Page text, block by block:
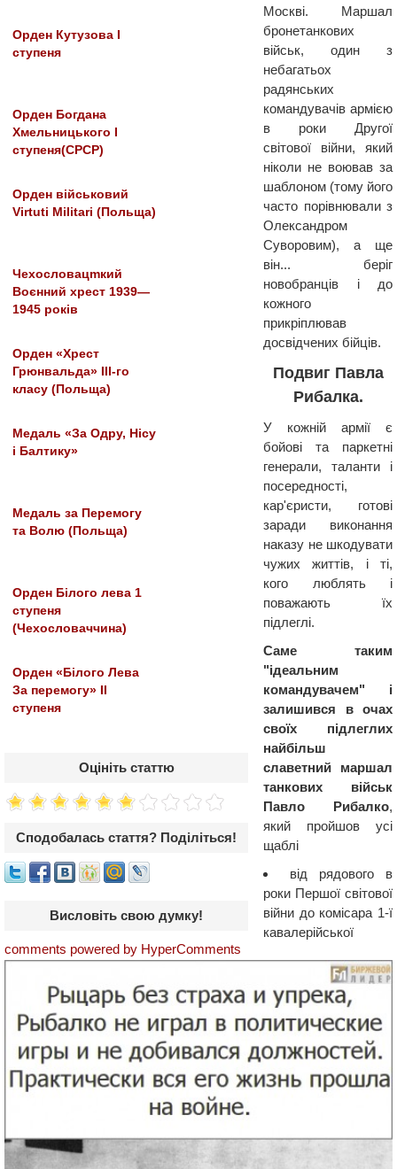
Орден Кутузова I
ступеня
Орден Богдана
Хмельницького І
ступеня(СРСР)
Орден військовий
Virtuti Militari (Польща)
Чехословацmкий
Воєнний хрест 1939—
1945 років
Орден «Хрест
Грюнвальда» III-го
класу (Польща)
Медаль «За Одру, Нісу
і Балтику»
Медаль за Перемогу
та Волю (Польща)
Орден Білого лева 1
ступеня
(Чехословаччина)
Орден «Білого Лева
За перемогу» ІІ
ступеня
Оцініть статтю
Сподобалась стаття? Поділіться!
Висловіть свою думку!
comments powered by HyperComments
Москві. Маршал
бронетанкових
військ, один з
небагатьох
радянських
командувачів армією
в роки Другої
світової війни, який
ніколи не воював за
шаблоном (тому його
часто порівнювали з
Олександром
Суворовим), а ще
він... беріг
новобранців і до
кожного
прикріплював
досвідчених бійців.
Подвиг Павла
Рибалка.
У кожній армії є
бойові та паркетні
генерали, таланти і
посередності,
кар'єристи, готові
заради виконання
наказу не шкодувати
чужих життів, і ті,
кого люблять і
поважають їх
підлеглі.
Саме таким
"ідеальним
командувачем" і
залишився в очах
своїх підлеглих
найбільш
славетний маршал
танкових військ
Павло Рибалко,
який пройшов усі
щаблі
від рядового в
роки Першої світової
війни до комісара 1-ї
кавалерійської